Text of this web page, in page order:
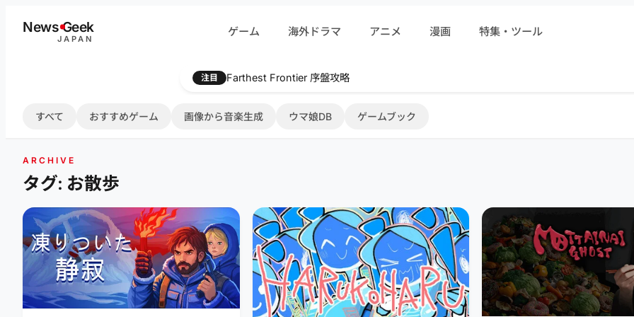
NewsGeek
JAPAN
ゲーム 海外ドラマ アニメ 漫画 特集・ツール
注目 Farthest Frontier 序盤攻略
すべて おすすめゲーム 画像から音楽生成 ウマ娘DB ゲームブック
ARCHIVE
タグ: お散歩